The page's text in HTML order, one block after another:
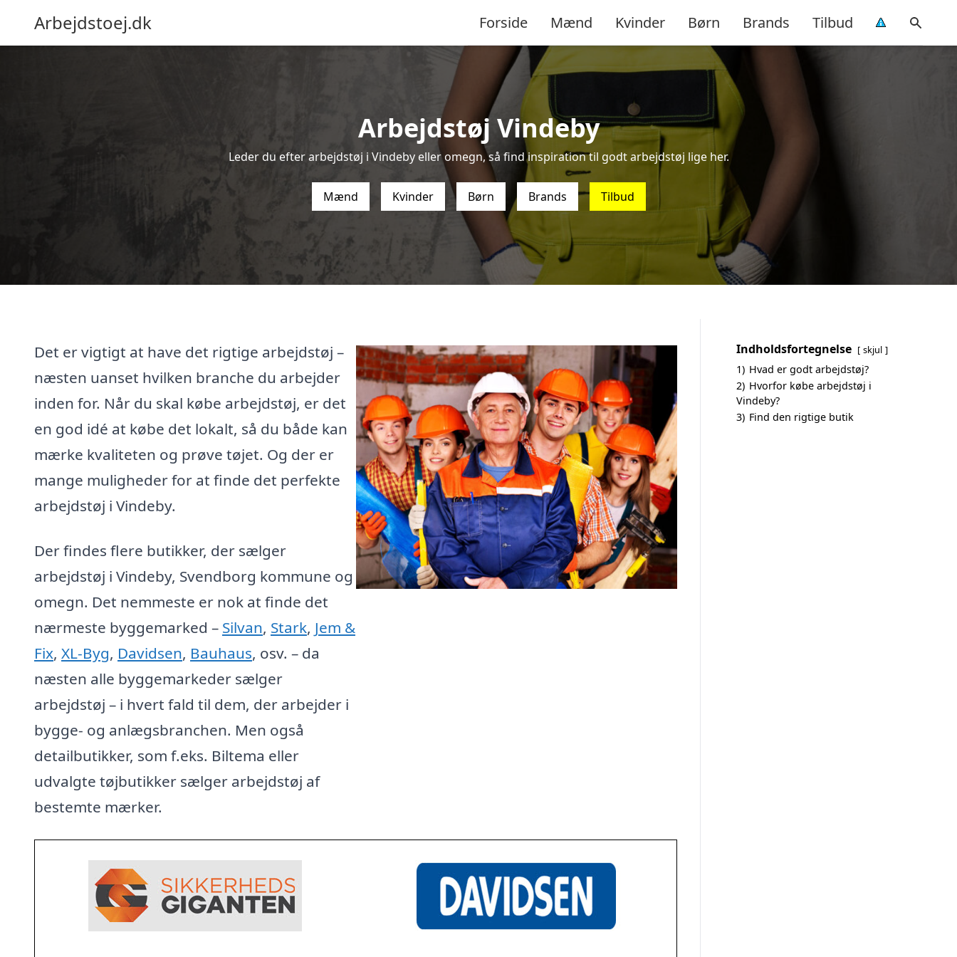
Arbejdstoej.dk Forside Mænd Kvinder Børn Brands Tilbud
Arbejdstøj Vindeby
Leder du efter arbejdstøj i Vindeby eller omegn, så find inspiration til godt arbejdstøj lige her.
Mænd Kvinder Børn Brands Tilbud
Det er vigtigt at have det rigtige arbejdstøj –
næsten uanset hvilken branche du arbejder
inden for. Når du skal købe arbejdstøj, er det
en god idé at købe det lokalt, så du både kan
mærke kvaliteten og prøve tøjet. Og der er
mange muligheder for at finde det perfekte
arbejdstøj i Vindeby.
Der findes flere butikker, der sælger
arbejdstøj i Vindeby, Svendborg kommune og
omegn. Det nemmeste er nok at finde det
nærmeste byggemarked – Silvan, Stark, Jem &
Fix, XL-Byg, Davidsen, Bauhaus, osv. – da
næsten alle byggemarkeder sælger
arbejdstøj – i hvert fald til dem, der arbejder i
bygge- og anlægsbranchen. Men også
detailbutikker, som f.eks. Biltema eller
udvalgte tøjbutikker sælger arbejdstøj af
bestemte mærker.
Indholdsfortegnelse skjul
1) Hvad er godt arbejdstøj?
2) Hvorfor købe arbejdstøj i
Vindeby?
3) Find den rigtige butik